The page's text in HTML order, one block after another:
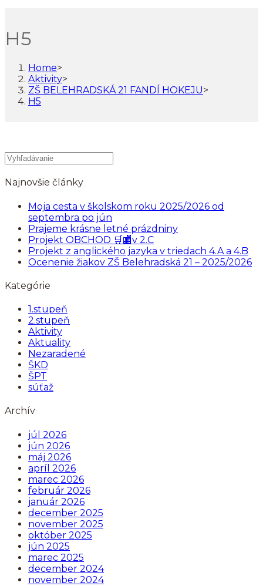
H5
Home>
Aktivity>
ZŠ BELEHRADSKÁ 21 FANDÍ HOKEJU>
H5
Najnovšie články
Moja cesta v školskom roku 2025/2026 od
septembra po jún
Prajeme krásne letné prázdniny
Projekt OBCHOD 🛒🏬v 2.C
Projekt z anglického jazyka v triedach 4.A a 4.B
Ocenenie žiakov ZŠ Belehradská 21 – 2025/2026
Kategórie
1.stupeň
2.stupeň
Aktivity
Aktuality
Nezaradené
ŠKD
ŠPT
súťaž
Archív
júl 2026
jún 2026
máj 2026
apríl 2026
marec 2026
február 2026
január 2026
december 2025
november 2025
október 2025
jún 2025
marec 2025
december 2024
november 2024